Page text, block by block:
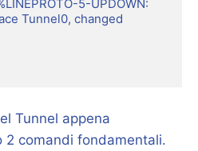
5-UPDOWN:
Tunnel0, changed
Tunnel appena
2 comandi fondamentali.